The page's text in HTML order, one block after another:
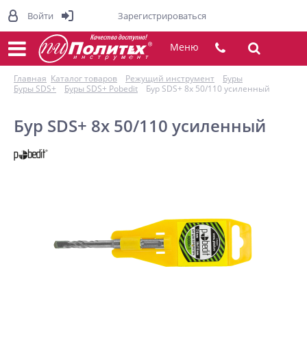
Меню
Главная Каталог товаров Режущий инструмент
Буры
Буры SDS+
Буры SDS+ Pobedit Бур SDS+ 8х 50/110 усиленный
Бур SDS+ 8х 50/110 усиленный
Войти Зарегистрироваться